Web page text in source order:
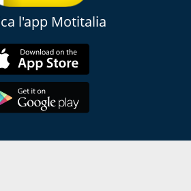
l'app Motitalia